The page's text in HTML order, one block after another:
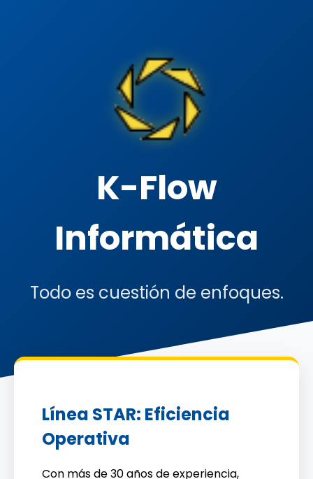
K-Flow
Informática
Todo es cuestión de enfoques.
Línea STAR: Eficiencia
Operativa
Con más de 30 años de experiencia,